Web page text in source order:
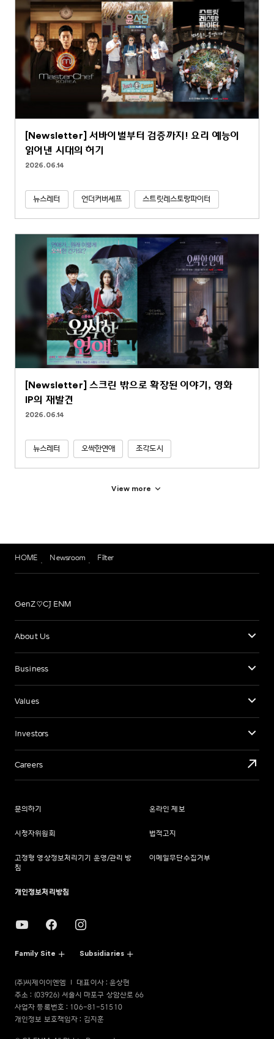
[Newsletter] 서바이벌부터 검증까지! 요리 예능이
읽어낸 시대의 허기
2026.06.14
뉴스레터 언더커버셰프 스트릿레스토랑파이터
[Newsletter] 스크린 밖으로 확장된 이야기, 영화
IP의 재발견
2026.06.14
뉴스레터 오싹한연애 조각도시
View more
HOME Newsroom Filter
GenZ♡CJ ENM
About Us
Business
Values
Investors
Careers
문의하기 온라인 제보
시청자위원회 법적고지
고정형 영상정보처리기기 운영/관리 방
침
이메일무단수집거부
개인정보처리방침
Family Site Subsidiaries
(주)씨제이이엔엠
대표이사 : 윤상현
주소 : (03926) 서울시 마포구 상암산로 66
사업자 등록번호 : 106-81-51510
개인정보 보호책임자 : 김지훈